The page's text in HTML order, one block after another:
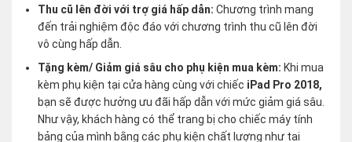
Thu cũ lên đời với trợ giá hấp dẫn:Chương trình mang
đến trải nghiệm độc đáo với chương trình thu cũ lên đời
vô cùng hấp dẫn.
Tặng kèm/ Giảm giá sâu cho phụ kiện mua kèm: Khi mua
kèm phụ kiện tại cửa hàng cùng với chiếc iPad Pro 2018,
bạn sẽ được hưởng ưu đãi hấp dẫn với mức giảm giá sâu.
Như vậy, khách hàng có thể trang bị cho chiếc máy tính
bảng của mình bằng các phụ kiện chất lượng như tai